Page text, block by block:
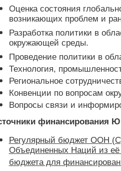
Оценка состояния
возникающих проблем и
Разработка политики в
окружающей среды.
Проведение политики в
Технология,
Региональное
Конвенции по вопросам
Вопросы связи и
финансирования
Регулярный бюджет ООН
Объединенных Наций из её
бюджета для